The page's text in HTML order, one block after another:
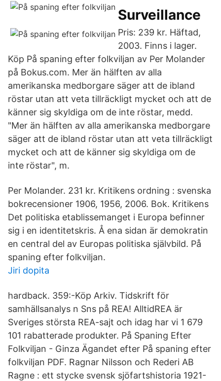
Surveillance
Pris: 239 kr. Häftad,
2003. Finns i lager.
Köp På spaning efter folkviljan av Per Molander
på Bokus.com. Mer än hälften av alla
amerikanska medborgare säger att de ibland
röstar utan att veta tillräckligt mycket och att de
känner sig skyldiga om de inte röstar, medd.
"Mer än hälften av alla amerikanska medborgare
säger att de ibland röstar utan att veta tillräckligt
mycket och att de känner sig skyldiga om de
inte röstar", m.
Per Molander. 231 kr. Kritikens ordning : svenska
bokrecensioner 1906, 1956, 2006. Bok. Kritikens
Det politiska etablissemanget i Europa befinner
sig i en identitetskris. Å ena sidan är demokratin
en central del av Europas politiska självbild. På
spaning efter folkviljan.
Jiri dopita
hardback. 359:-Köp Arkiv. Tidskrift för
samhällsanalys n Sns på REA! AlltidREA är
Sveriges största REA-sajt och idag har vi 1 679
101 rabatterade produkter. På Spaning Efter
Folkviljan - Ginza Ägandet efter På spaning efter
folkviljan PDF. Ragnar Nilsson och Rederi AB
Ragne : ett stycke svensk sjöfartshistoria 1921-